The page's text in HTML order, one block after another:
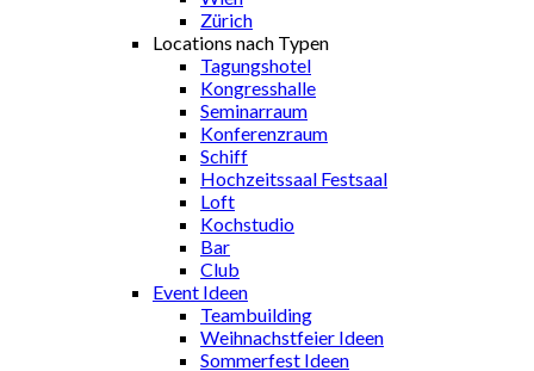
Zürich
Locations nach Typen
Tagungshotel
Kongresshalle
Seminarraum
Konferenzraum
Schiff
Hochzeitssaal Festsaal
Loft
Kochstudio
Bar
Club
Event Ideen
Teambuilding
Weihnachstfeier Ideen
Sommerfest Ideen